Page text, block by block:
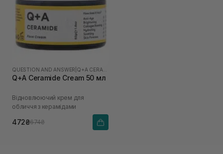
QUESTION AND ANSWER
Q+A Ceramide Cream 50 мл
Відновлюючий крем для
обличчя з керамідами
472₴674₴